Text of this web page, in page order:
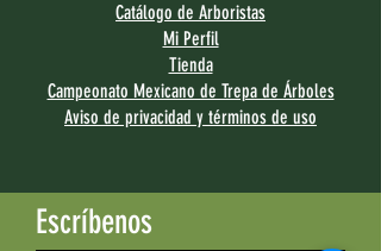
Catálogo de Arboristas
Mi Perfil
Tienda
Campeonato Mexicano de Trepa de Árboles
Aviso de privacidad y términos de uso
Escríbenos